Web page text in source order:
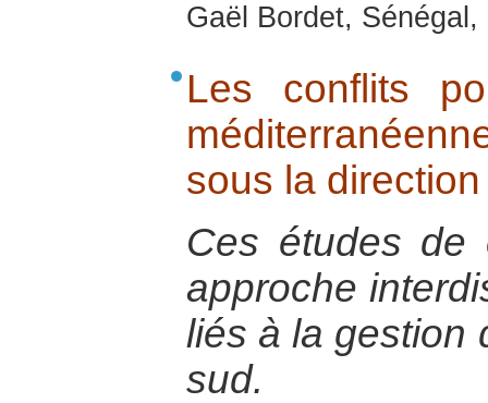
Gaël Bordet,
Les conflits
sous la
Ces études de
approche
liés à la gestion
sud.